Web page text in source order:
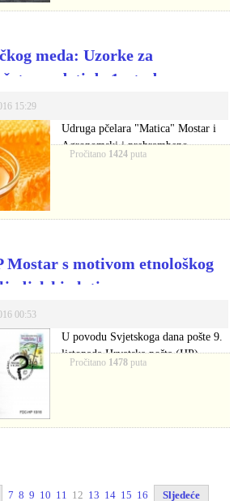
meda: Uzorke za
predati do 1. studenog
15:29
Udruga pčelara "Matica" Mostar i
Agronomski i prehrambeno-
tehnološki fakultet Sveučilišta u
Pročitano 1424 puta
Mostar s motivom etnološkog
alati
00:53
U povodu Svjetskoga dana pošte 9.
listopada Hrvatska pošta (HP)
Mostar izdala…
Pročitano 1478 puta
7 8 9 10 11 12 13 14 15 16 Sljedeće